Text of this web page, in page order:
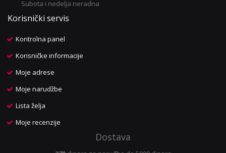
Subota i nedelja neradna
Korisnički servis
Kontrolna panel
Korisničke informacije
Moje adrese
Moje narudžbe
Lista želja
Moje recenzije
Dostava